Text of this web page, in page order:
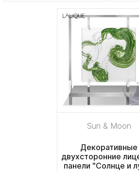
Sun & Moon
Декоративные
двухсторонние
панели "Солнце и